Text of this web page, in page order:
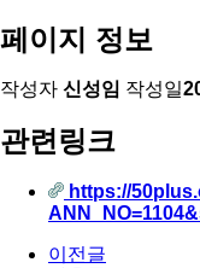
페이지 정보
작성자 신성임 작성일
관련링크
https://
이전글